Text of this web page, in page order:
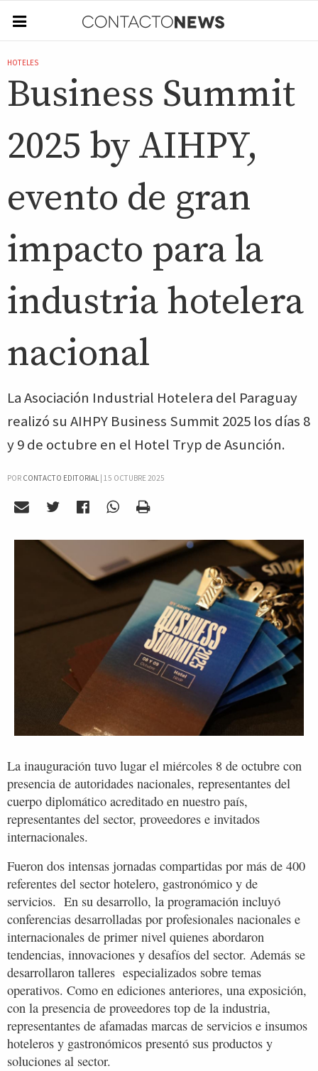
HOTELES
Business Summit
2025 by AIHPY,
evento de gran
impacto para la
industria hotelera
nacional
La Asociación Industrial Hotelera del Paraguay
realizó su AIHPY Business Summit 2025 los días 8
y 9 de octubre en el Hotel Tryp de Asunción.
POR CONTACTO EDITORIAL| 15 OCTUBRE 2025
La inauguración tuvo lugar el miércoles 8 de octubre con
presencia de autoridades nacionales, representantes del
cuerpo diplomático acreditado en nuestro país,
representantes del sector, proveedores e invitados
internacionales.
Fueron dos intensas jornadas compartidas por más de 400
referentes del sector hotelero, gastronómico y de
servicios. En su desarrollo, la programación incluyó
conferencias desarrolladas por profesionales nacionales e
internacionales de primer nivel quienes abordaron
tendencias, innovaciones y desafíos del sector. Además se
desarrollaron talleres especializados sobre temas
operativos. Como en ediciones anteriores, una exposición,
con la presencia de proveedores top de la industria,
representantes de afamadas marcas de servicios e insumos
hoteleros y gastronómicos presentó sus productos y
soluciones al sector.